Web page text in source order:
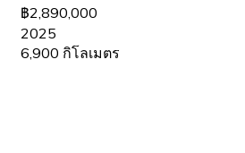
฿2,890,000
2025
6,900 กิโลเมตร